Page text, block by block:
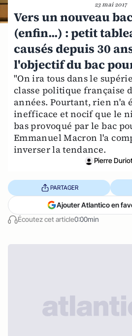
23 mai 2017
Vers un nouveau
(enfin...) : petit
causés depuis 30
l'objectif du bac
"On ira tous dans le
classe politique française
années. Pourtant, rien n'a
inefficace et nocif que le
bas provoqué par le bac
Emmanuel Macron l'a
inverser la tendance.
Pierre
Écoutez cet article0:00min
PARTAGER
Ajouter Atlantico en